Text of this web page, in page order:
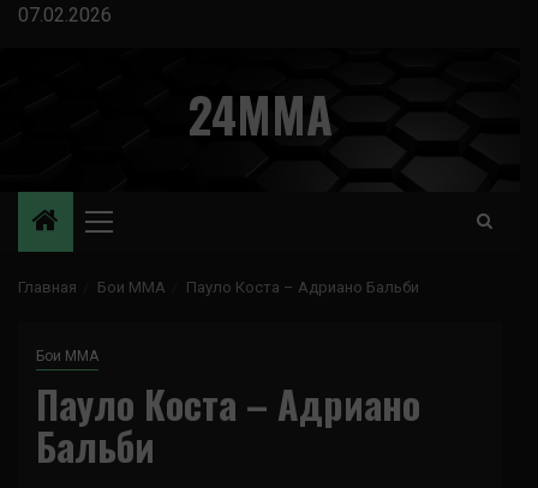
Перейти
07.02.2026
24MMA
Основное
Главная Бои ММА Пауло Коста – Адриано Бальби
Бои ММА
Пауло Коста – Адриано
Бальби